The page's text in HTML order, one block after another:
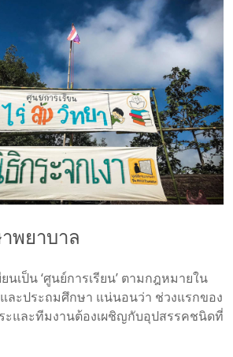
พยาบาล
นเป็น ‘ศูนย์การเรียน’ ตามกฎหมายใน
ละประถมศึกษา แน่นอนว่า ช่วงแรกของ
ระและทีมงานต้องเผชิญกับอุปสรรคชนิดที่